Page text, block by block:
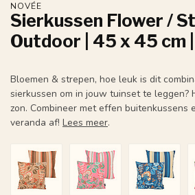
NOVÉE
Sierkussen Flower /
Outdoor | 45 x 45 cm
Bloemen & strepen, hoe leuk is dit
sierkussen om in jouw tuinset te leggen?
zon. Combineer met effen buitenkussens
veranda af! Lees meer.